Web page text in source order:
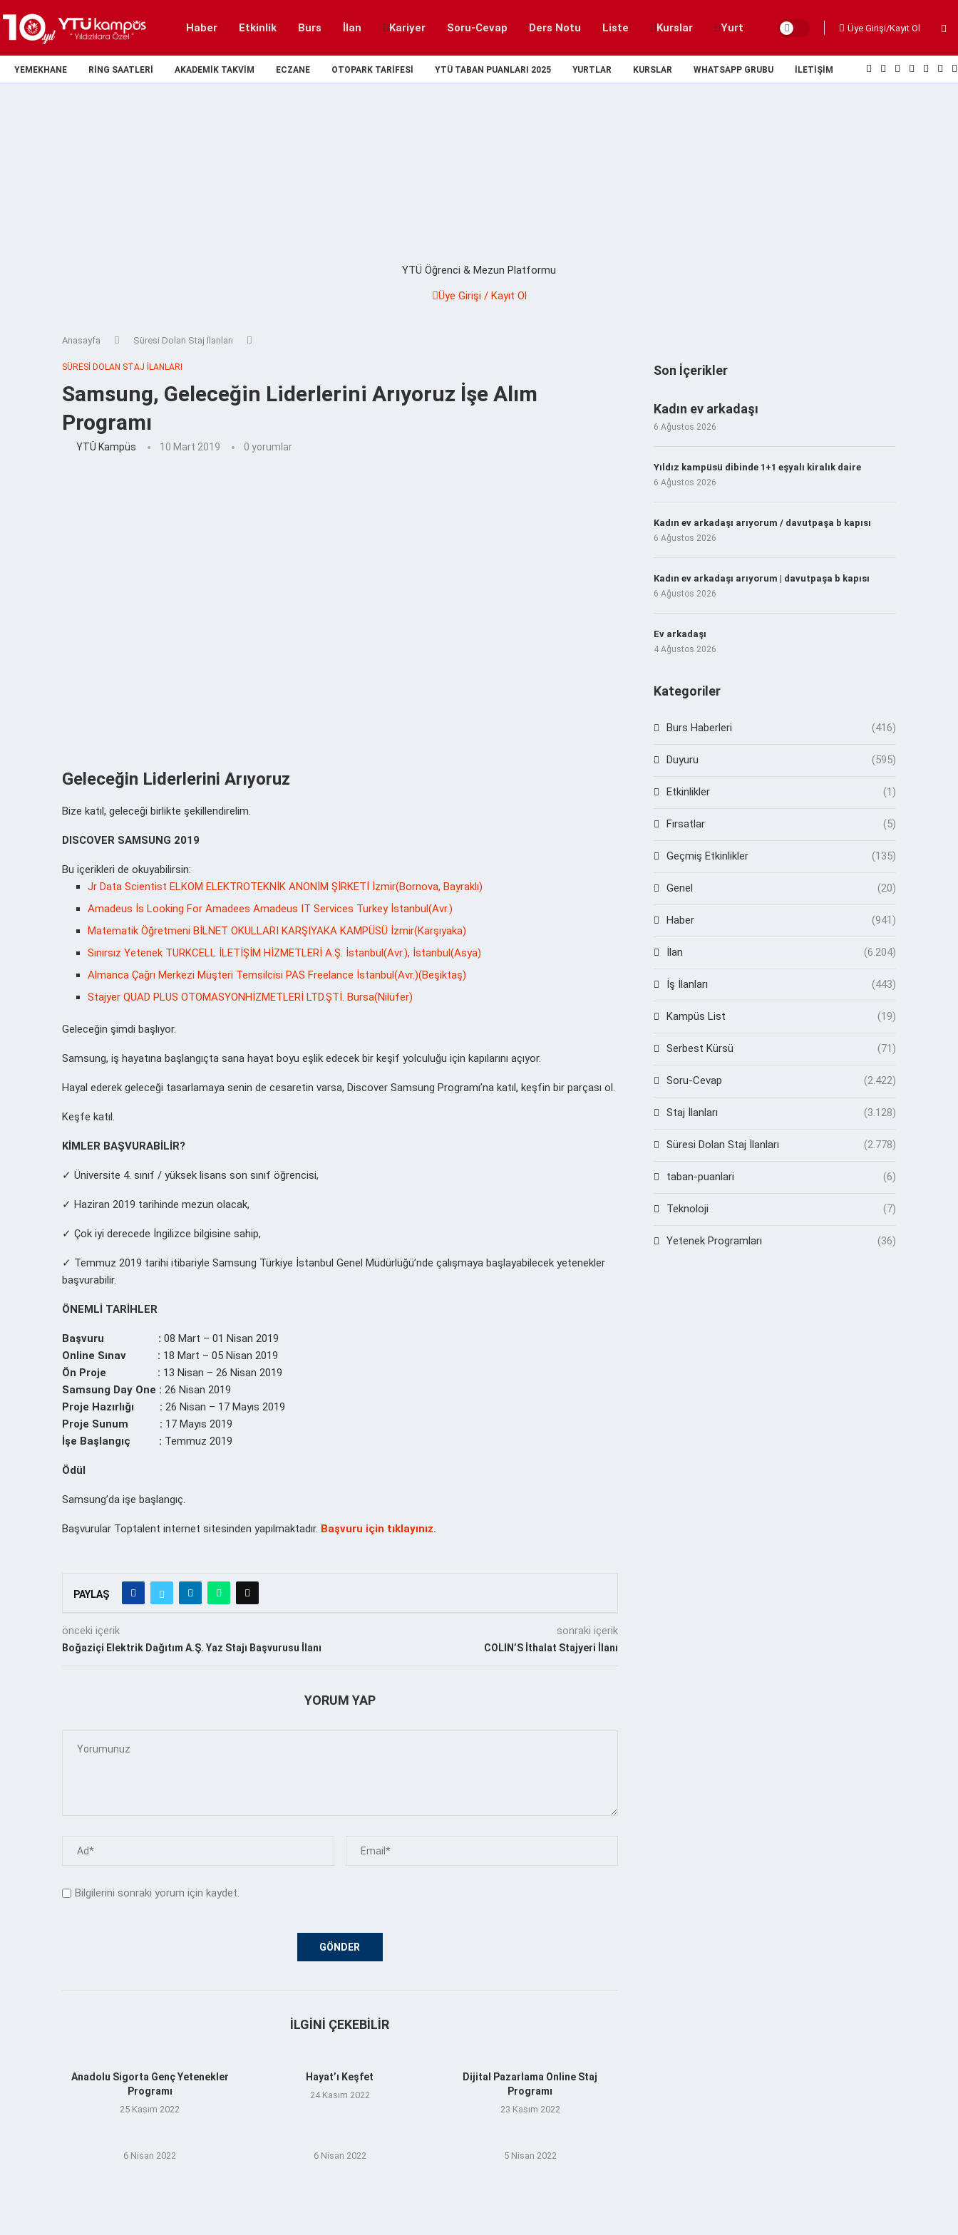
Haber Etkinlik Burs İlan Kariyer Soru-Cevap Ders Notu Liste Kurslar Yurt Üye Girişi/Kayıt Ol
YEMEKHANE RING SAATLERI AKADEMIK TAKVIM ECZANE OTOPARK TARIFESI YTÜ TABAN PUANLARI 2025 YURTLAR KURSLAR WHATSAPP GRUBU İLETIŞIM
YTÜ Öğrenci & Mezun Platformu
Üye Girişi / Kayıt Ol
Anasayfa Süresi Dolan Staj İlanları
SÜRESI DOLAN STAJ İLANLARI
Samsung, Geleceğin Liderlerini Arıyoruz İşe Alım
Programı
YTÜ Kampüs 10 Mart 2019 0 yorumlar
Geleceğin Liderlerini Arıyoruz
Bize katıl, geleceği birlikte şekillendirelim.
DISCOVER SAMSUNG 2019
Bu içerikleri de okuyabilirsin:
Jr Data Scientist ELKOM ELEKTROTEKNİK ANONİM ŞİRKETİ İzmir(Bornova, Bayraklı)
Amadeus İs Looking For Amadees Amadeus IT Services Turkey İstanbul(Avr.)
Matematik Öğretmeni BİLNET OKULLARI KARŞIYAKA KAMPÜSÜ İzmir(Karşıyaka)
Sınırsız Yetenek TURKCELL İLETİŞİM HİZMETLERİ A.Ş. İstanbul(Avr.), İstanbul(Asya)
Almanca Çağrı Merkezi Müşteri Temsilcisi PAS Freelance İstanbul(Avr.)(Beşiktaş)
Stajyer QUAD PLUS OTOMASYONHİZMETLERİ LTD.ŞTİ. Bursa(Nilüfer)
Geleceğin şimdi başlıyor.
Samsung, iş hayatına başlangıçta sana hayat boyu eşlik edecek bir keşif yolculuğu için kapılarını açıyor.
Hayal ederek geleceği tasarlamaya senin de cesaretin varsa, Discover Samsung Programı’na katıl, keşfin bir parçası ol.
Keşfe katıl.
KİMLER BAŞVURABİLİR?
✓ Üniversite 4. sınıf / yüksek lisans son sınıf öğrencisi,
✓ Haziran 2019 tarihinde mezun olacak,
✓ Çok iyi derecede İngilizce bilgisine sahip,
✓ Temmuz 2019 tarihi itibariyle Samsung Türkiye İstanbul Genel Müdürlüğü’nde çalışmaya başlayabilecek yetenekler
başvurabilir.
ÖNEMLİ TARİHLER
Başvuru : 08 Mart – 01 Nisan 2019
Online Sınav : 18 Mart – 05 Nisan 2019
Ön Proje : 13 Nisan – 26 Nisan 2019
Samsung Day One : 26 Nisan 2019
Proje Hazırlığı : 26 Nisan – 17 Mayıs 2019
Proje Sunum : 17 Mayıs 2019
İşe Başlangıç : Temmuz 2019
Ödül
Samsung’da işe başlangıç.
Başvurular Toptalent internet sitesinden yapılmaktadır. Başvuru için tıklayınız.
PAYLAŞ
önceki içerik
Boğaziçi Elektrik Dağıtım A.Ş. Yaz Stajı Başvurusu İlanı
sonraki içerik
COLIN’S İthalat Stajyeri İlanı
YORUM YAP
Bilgilerini sonraki yorum için kaydet.
İLGINI ÇEKEBILIR
Anadolu Sigorta Genç Yetenekler
Programı
25 Kasım 2022
Hayat’ı Keşfet
24 Kasım 2022
Dijital Pazarlama Online Staj
Programı
23 Kasım 2022
6 Nisan 2022 6 Nisan 2022 5 Nisan 2022
Son İçerikler
Kadın ev arkadaşı
6 Ağustos 2026
Yıldız kampüsü dibinde 1+1 eşyalı kiralık daire
6 Ağustos 2026
Kadın ev arkadaşı arıyorum / davutpaşa b kapısı
6 Ağustos 2026
Kadın ev arkadaşı arıyorum | davutpaşa b kapısı
6 Ağustos 2026
Ev arkadaşı
4 Ağustos 2026
Kategoriler
Burs Haberleri (416)
Duyuru (595)
Etkinlikler (1)
Fırsatlar (5)
Geçmiş Etkinlikler (135)
Genel (20)
Haber (941)
İlan (6.204)
İş İlanları (443)
Kampüs List (19)
Serbest Kürsü (71)
Soru-Cevap (2.422)
Staj İlanları (3.128)
Süresi Dolan Staj İlanları (2.778)
taban-puanlari (6)
Teknoloji (7)
Yetenek Programları (36)